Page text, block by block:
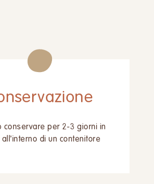
conservare per 2-3 giorni in
di un contenitore